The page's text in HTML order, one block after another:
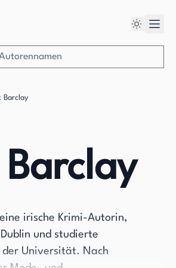
Barclay
irische Krimi-Autorin,
und studierte
der Universität. Nach